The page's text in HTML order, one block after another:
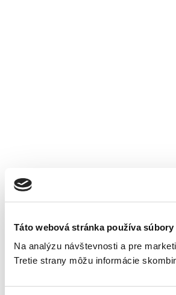
Táto webová stránka používa
Na analýzu návštevnosti a pre
Tretie strany môžu informácie